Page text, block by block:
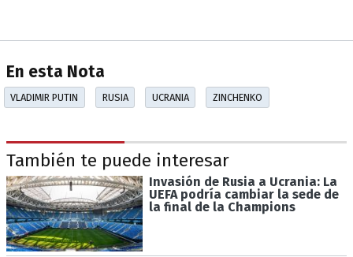
En esta Nota
VLADIMIR PUTIN RUSIA UCRANIA ZINCHENKO
También te puede interesar
Invasión de Rusia a Ucrania: La
UEFA podría cambiar la sede de
la final de la Champions